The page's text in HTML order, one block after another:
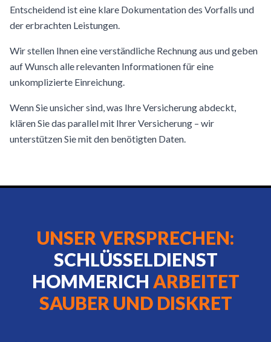
Entscheidend ist eine klare Dokumentation des Vorfalls und
der erbrachten Leistungen.
Wir stellen Ihnen eine verständliche Rechnung aus und geben
auf Wunsch alle relevanten Informationen für eine
unkomplizierte Einreichung.
Wenn Sie unsicher sind, was Ihre Versicherung abdeckt,
klären Sie das parallel mit Ihrer Versicherung – wir
unterstützen Sie mit den benötigten Daten.
UNSER VERSPRECHEN:
SCHLÜSSELDIENST
HOMMERICH ARBEITET
SAUBER UND DISKRET